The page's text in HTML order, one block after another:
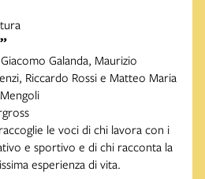
Galanda, Maurizio
Riccardo Rossi e Matteo Maria
le voci di chi lavora con i
e sportivo e di chi racconta la
esperienza di vita.